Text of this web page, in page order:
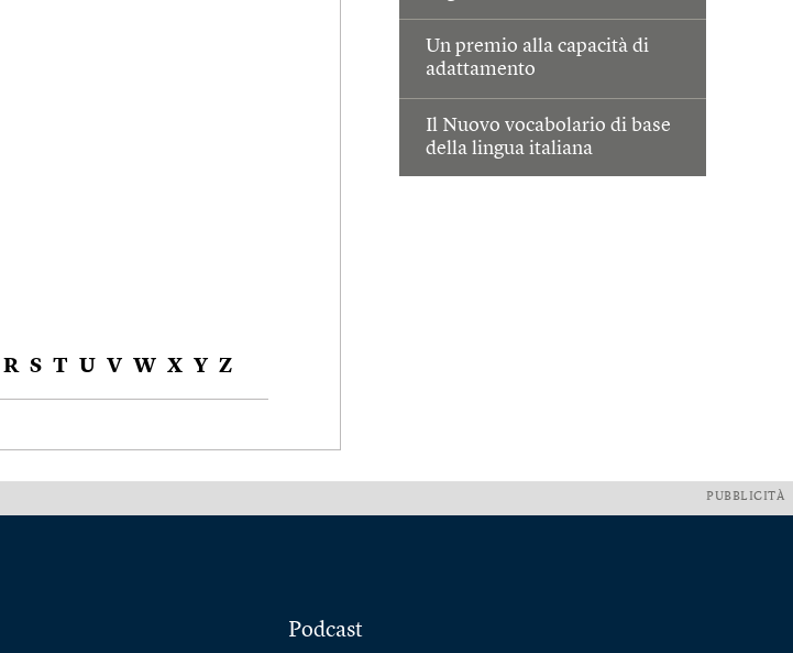
Un premio alla capacità di
adattamento
Il Nuovo vocabolario di base
della lingua italiana
R S T U V W X Y Z
PUBBLICITÀ
Podcast